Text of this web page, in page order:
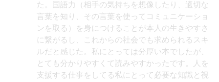
た。国語力（相手の気持ちを想像したり、適切な
言葉を知り、その言葉を使ってコミュニケーショ
ンを取る）を身につけることが本人の生きやすさ
に繋がるし、これからの社会でも求められるスキ
ルだと感じた。私にとっては分厚い本でしたが、
とても分かりやすくて読みやすかったです。人を
支援する仕事をしてる私にとって必要な知識と視